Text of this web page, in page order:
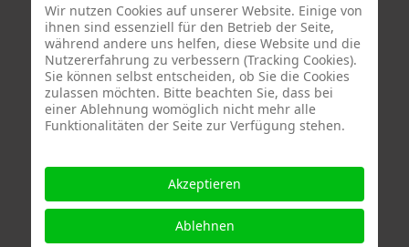
Eric Schaftlein.
aus den Niederlanden:
Dorrety Brookhuis,Natalia Dik,Elise
EekhoutundHenny Schaapman
aus Deutschland:
Salomé Herbst,Andrea Jungnitsch,
Lanzl,Heidrun MalComes,Christa Mayer-
Guntram Prochaska
Schaub,Vera Schaub,Birgit Schweimler &
Serge DevadderundRolf Thärichen
Wir nutzen Cookies auf unserer Website. Einige von
ihnen sind essenziell für den Betrieb der Seite,
während andere uns helfen, diese Website und die
Nutzererfahrung zu verbessern (Tracking Cookies).
Sie können selbst entscheiden, ob Sie die Cookies
zulassen möchten. Bitte beachten Sie, dass bei
einer Ablehnung womöglich nicht mehr alle
Funktionalitäten der Seite zur Verfügung stehen.
Akzeptieren
Ablehnen